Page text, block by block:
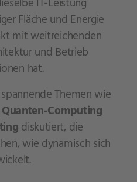
Fläche und Energie
mit weitreichenden
und Betrieb
hat.
Themen wie
Quanten-Computing
diskutiert, die
wie dynamisch sich